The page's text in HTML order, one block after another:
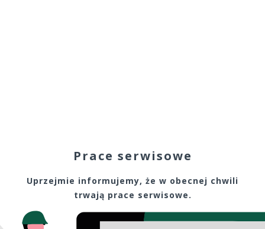
Prace serwisowe
Uprzejmie informujemy, że w obecnej chwili
trwają prace serwisowe.